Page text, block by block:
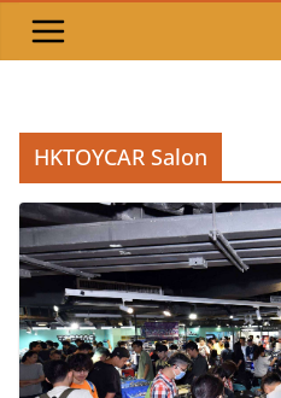
HKTOYCAR Salon